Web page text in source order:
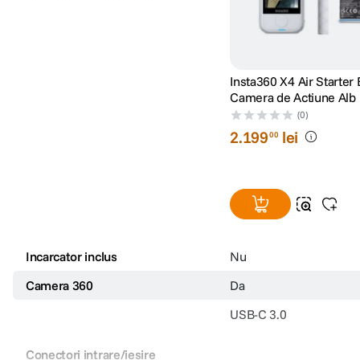
CARACTERISTICI GENERALE:
Suport inregistrare Card microSD
Insta360 X4 Air Starter
Camera de Actiune Alb
(0)
2.19900 lei
Incarcator inclus Nu
Camera 360
Da
Conectori intrare/iesire
USB-C 3.0